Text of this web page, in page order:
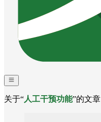
关于“人工干预功能”的文章